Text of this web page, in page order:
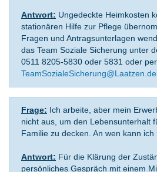
Antwort: Ungedeckte Heimkosten
stationären Hilfe zur Pflege
Fragen und Antragsunterlagen
das Team Soziale Sicherung unter
0511 8205-5830 oder 5831 oder
TeamSozialeSicherung@Laatzen.de
Frage: Ich arbeite, aber mein
nicht aus, um den Lebensunterhalt
Familie zu decken. An wen kann
Antwort: Für die Klärung der
persönliches Gespräch mit einem